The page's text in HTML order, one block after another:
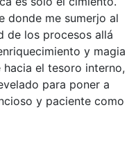
donde me sumerjo al
de los procesos allá
y magia
hacia el tesoro interno,
para poner a
y paciente como